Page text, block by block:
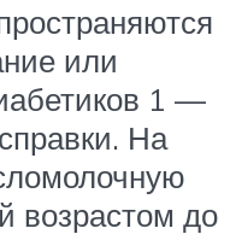
или
1 —
На
возрастом до